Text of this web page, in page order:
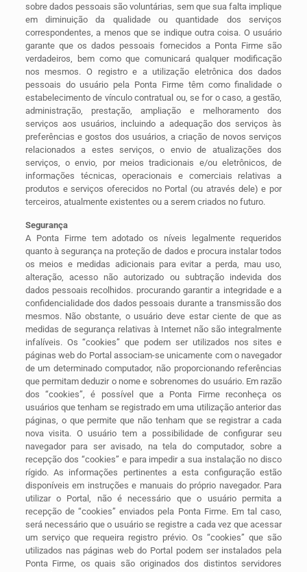
sobre dados pessoais são voluntárias, sem que sua falta implique
em diminuição da qualidade ou quantidade dos serviços
correspondentes, a menos que se indique outra coisa. O usuário
garante que os dados pessoais fornecidos a Ponta Firme são
verdadeiros, bem como que comunicará qualquer modificação
nos mesmos. O registro e a utilização eletrônica dos dados
pessoais do usuário pela Ponta Firme têm como finalidade o
estabelecimento de vínculo contratual ou, se for o caso, a gestão,
administração, prestação, ampliação e melhoramento dos
serviços aos usuários, incluindo a adequação dos serviços às
preferências e gostos dos usuários, a criação de novos serviços
relacionados a estes serviços, o envio de atualizações dos
serviços, o envio, por meios tradicionais e/ou eletrônicos, de
informações técnicas, operacionais e comerciais relativas a
produtos e serviços oferecidos no Portal (ou através dele) e por
terceiros, atualmente existentes ou a serem criados no futuro.
Segurança
A Ponta Firme tem adotado os níveis legalmente requeridos
quanto à segurança na proteção de dados e procura instalar todos
os meios e medidas adicionais para evitar a perda, mau uso,
alteração, acesso não autorizado ou subtração indevida dos
dados pessoais recolhidos. procurando garantir a integridade e a
confidencialidade dos dados pessoais durante a transmissão dos
mesmos. Não obstante, o usuário deve estar ciente de que as
medidas de segurança relativas à Internet não são integralmente
infalíveis. Os “cookies” que podem ser utilizados nos sites e
páginas web do Portal associam-se unicamente com o navegador
de um determinado computador, não proporcionando referências
que permitam deduzir o nome e sobrenomes do usuário. Em razão
dos “cookies”, é possível que a Ponta Firme reconheça os
usuários que tenham se registrado em uma utilização anterior das
páginas, o que permite que não tenham que se registrar a cada
nova visita. O usuário tem a possibilidade de configurar seu
navegador para ser avisado, na tela do computador, sobre a
recepção dos “cookies” e para impedir a sua instalação no disco
rígido. As informações pertinentes a esta configuração estão
disponíveis em instruções e manuais do próprio navegador. Para
utilizar o Portal, não é necessário que o usuário permita a
recepção de “cookies” enviados pela Ponta Firme. Em tal caso,
será necessário que o usuário se registre a cada vez que acessar
um serviço que requeira registro prévio. Os “cookies” que são
utilizados nas páginas web do Portal podem ser instalados pela
Ponta Firme, os quais são originados dos distintos servidores